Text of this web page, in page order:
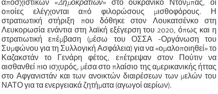
αποσχιστικών «Δημοκρατιών»στο ουκρανικό Ντονμπάς, οι
οποίες ελέγχονται από φιλορώσους μισθοφόρους. Η
στρατιωτική στήριξη που δόθηκε στον Λουκατσένκο στη
Λευκορωσία ενάντια στη λαϊκή εξέγερση του 2020, όπως και η
στρατιωτική επέμβαση (μέσω του ΟΣΣΑ -Οργάνωση του
Συμφώνου για τη Συλλογική Ασφάλεια) για να«ομαλοποιηθεί»το
Καζακστάν το Γενάρη φέτος, επέτρεψαν στον Πούτιν να
αισθανθεί πιο ισχυρός, μέσα στο πλαίσιο της αμερικανικής ήττας
στο Αφγανιστάν και των ανοικτών διαιρέσεων των μελών του
ΝΑΤΟ για τα ενεργειακά ζητήματα (αγωγοί αερίων).